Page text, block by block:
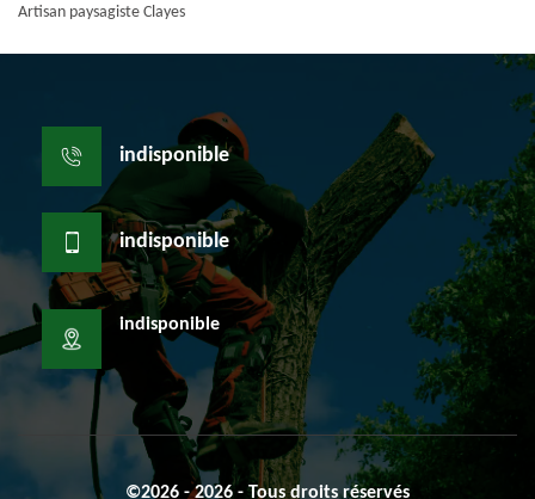
Artisan paysagiste Clayes
indisponible
indisponible
indisponible
©2026 - 2026 - Tous droits réservés